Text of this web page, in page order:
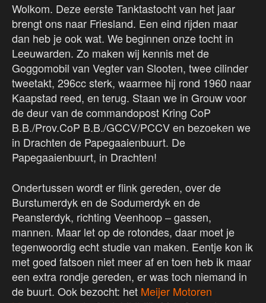
Wolkom. Deze eerste Tanktastocht van het jaar
brengt ons naar Friesland. Een eind rijden maar
dan heb je ook wat. We beginnen onze tocht in
Leeuwarden. Zo maken wij kennis met de
Goggomobil van Vegter van Slooten, twee cilinder
tweetakt, 296cc sterk, waarmee hij rond 1960 naar
Kaapstad reed, en terug. Staan we in Grouw voor
de deur van de commandopost Kring CoP
B.B./Prov.CoP B.B./GCCV/PCCV en bezoeken we
in Drachten de Papegaaienbuurt. De
Papegaaienbuurt, in Drachten!
Ondertussen wordt er flink gereden, over de
Burstumerdyk en de Sodumerdyk en de
Peansterdyk, richting Veenhoop – gassen,
mannen. Maar let op de rotondes, daar moet je
tegenwoordig echt studie van maken. Eentje kon ik
met goed fatsoen niet meer af en toen heb ik maar
een extra rondje gereden, er was toch niemand in
de buurt. Ook bezocht: het Meijer Motoren